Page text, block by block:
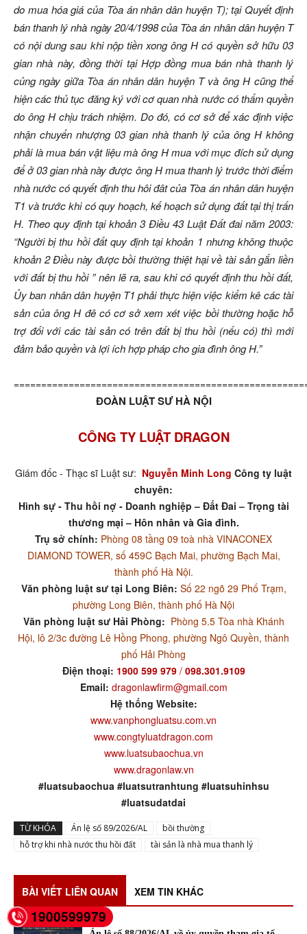
do mua hóa giá của Tòa án nhân dân huyện T); tại Quyết định
bán thanh lý nhà ngày 20/4/1998 của Tòa án nhân dân huyện T
có nội dung sau khi nộp tiền xong ông H có quyền sở hữu 03
gian nhà này, đồng thời tại Hợp đồng mua bán nhà thanh lý
củng ngày giữa Tòa án nhân dân huyện T và ông H cũng thể
hiện các thủ tục đăng ký với cơ quan nhà nước có thẩm quyền
do ông H chịu trách nhiệm. Do đó, có cơ sở để xác định việc
nhận chuyển nhượng 03 gian nhà thanh lý của ông H không
phải là mua bán vật liệu mà ông H mua với mục đích sử dụng
để ở 03 gian nhà này được ông H mua thanh lý trước thời điểm
nhà nước có quyết định thu hôi đât của Tòa án nhân dân huyện
T1 và trước khi có quy hoạch, kế hoạch sử dụng đất tại thị trấn
H. Theo quy định tại khoản 3 Điều 43 Luật Đất đai năm 2003:
“Người bị thu hồi đất quy định tại khoản 1 nhưng không thuộc
khoản 2 Điều này được bồi thường thiệt hại về tài sản gắn liền
với đất bị thu hồi ” nên lẽ ra, sau khi có quyết định thu hồi đất,
Ủy ban nhân dân huyện T1 phải thực hiện việc kiểm kê các tài
sản của ông H đê có cơ sở xem xét việc bồi thường hoặc hỗ
trợ đối với các tài sản có trên đất bị thu hồi (nếu có) thì mới
đảm bảo quyền và lợi ích hợp pháp cho gia đình ông H.”
ĐOÀN LUẬT SƯ HÀ NỘI
CÔNG TY LUẬT DRAGON
Giám đốc - Thạc sĩ Luật sư: Nguyễn Minh Long Công ty luật
chuyên:
Hình sự - Thu hồi nợ - Doanh nghiệp – Đất Đai – Trọng tài
thương mại – Hôn nhân và Gia đình.
Trụ sở chính: Phòng 08 tầng 09 toà nhà VINACONEX
DIAMOND TOWER, số 459C Bạch Mai, phường Bạch Mai,
thành phố Hà Nội.
Văn phòng luật sư tại Long Biên: Số 22 ngõ 29 Phố Trạm,
phường Long Biên, thành phố Hà Nội
Văn phòng luật sư Hải Phòng: Phòng 5.5 Tòa nhà Khánh
Hội, lô 2/3c đường Lê Hồng Phong, phường Ngô Quyền, thành
phố Hải Phòng
Điện thoại: 1900 599 979/ 098.301.9109
Email: dragonlawfirm@gmail.com
Hệ thống Website:
www.vanphongluatsu.com.vn
www.congtyluatdragon.com
www.luatsubaochua.vn
www.dragonlaw.vn
#luatsubaochua #luatsutranhtung #luatsuhinhsu
#luatsudatdai
TỪ KHÓA Án lệ số 89/2026/AL
bồi thường
hỗ trợ khi nhà nước thu hồi đất
tài sản là nhà mua thanh lý
BÀI VIẾT LIÊN QUAN XEM TIN KHÁC
1900599979